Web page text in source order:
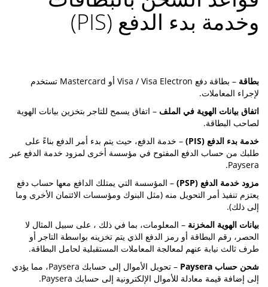
وخدمة بدء الدفع (PIS)
بطاقة
– بطاقة دفع Visa / Visa Electron أو Mastercard تستخدم
لإجراء المعاملات.
اتفاق بيانات الهوية في الملف – اتفاق يسمح للتاجر بتخزين بيانات الهوية
لصاحب البطاقة.
خدمة بدء الدفع (PIS)
– خدمة الدفع، حيث يتم بدء أمر الدفع بناءً على
طلبك من حساب الدفع المفتوح في مؤسسة أخرى لمزود خدمة الدفع عبر
Paysera.
مزود خدمة الدفع (PSP)
– المؤسسة التي يمتلك الدافع معها حساب دفع
يعتزم تنفيذ أمر التحويل منه (مثل البنوك ومؤسسات الائتمان الأخرى وما
إلى ذلك).
بيانات الهوية المخزنة – المعلومات، بما في ذلك ، على سبيل المثال لا
الحصر، رقم البطاقة أو رمز الدفع الذي يتم تخزينه بواسطة التاجر أو
طرف ثالث نيابة عنهم لمعالجة المعاملات المستقبلية لحامل البطاقة.
شحن حساب Paysera
– تحويل الأموال إلى حسابك Paysera، مما يؤدي
إلى إضافة قيمة معادلة للأموال الإلكترونية إلى حسابك Paysera.